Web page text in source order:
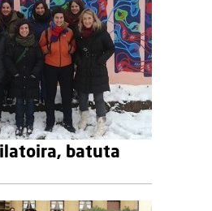
batuta